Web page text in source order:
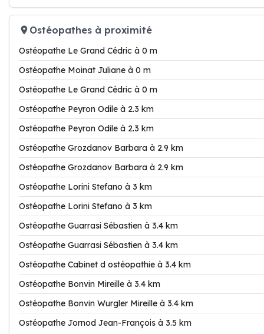
Ostéopathes à proximité
Ostéopathe Le Grand Cédric à 0 m
Ostéopathe Moinat Juliane à 0 m
Ostéopathe Le Grand Cédric à 0 m
Ostéopathe Peyron Odile à 2.3 km
Ostéopathe Peyron Odile à 2.3 km
Ostéopathe Grozdanov Barbara à 2.9 km
Ostéopathe Grozdanov Barbara à 2.9 km
Ostéopathe Lorini Stefano à 3 km
Ostéopathe Lorini Stefano à 3 km
Ostéopathe Guarrasi Sébastien à 3.4 km
Ostéopathe Guarrasi Sébastien à 3.4 km
Ostéopathe Cabinet d ostéopathie à 3.4 km
Ostéopathe Bonvin Mireille à 3.4 km
Ostéopathe Bonvin Wurgler Mireille à 3.4 km
Ostéopathe Jornod Jean-François à 3.5 km